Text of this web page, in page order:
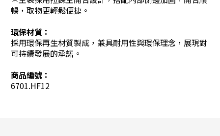
暢，取物更輕鬆便捷。
環保材質：
採用環保再生材質製成，兼具耐用性與環保理念，展現對
可持續發展的承諾。
商品編號：
6701.HF12